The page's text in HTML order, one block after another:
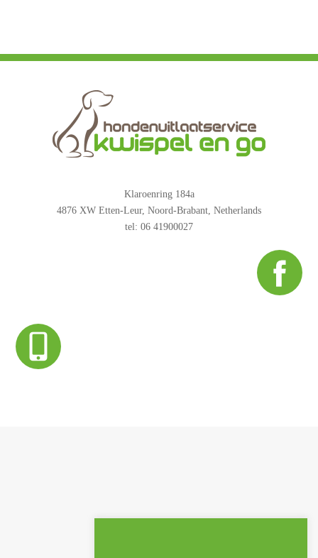
Klaroenring 184a
4876 XW Etten-Leur, Noord-Brabant, Netherlands
tel: 06 41900027